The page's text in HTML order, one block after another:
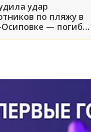
удар
по пляжу в
— погибли
четверых